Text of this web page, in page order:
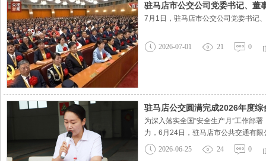
驻马店市公交公司党委书记、董
7月1日，驻马店市公交公司党委书记
2026-07-01 21 0
驻马店公交圆满完成2026年度综
为深入落实全国“安全生产月”工作部
力，6月24日，驻马店市公共交通有
驶员、应急安保、后勤保障等岗位人
务空间，直接关系广大市民出行安
2026-06-25 24 0